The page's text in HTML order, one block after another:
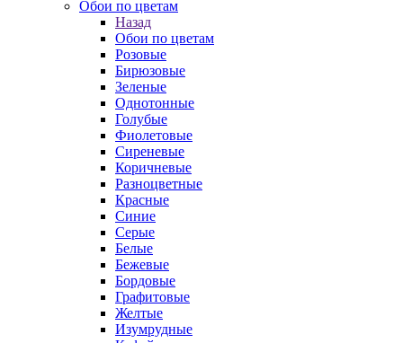
Обои по цветам
Назад
Обои по цветам
Розовые
Бирюзовые
Зеленые
Однотонные
Голубые
Фиолетовые
Сиреневые
Коричневые
Разноцветные
Красные
Синие
Серые
Белые
Бежевые
Бордовые
Графитовые
Желтые
Изумрудные